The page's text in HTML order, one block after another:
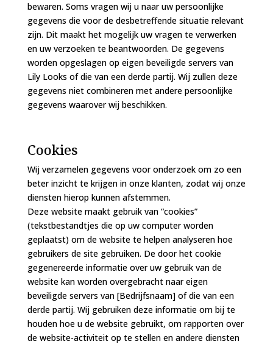
bewaren. Soms vragen wij u naar uw persoonlijke
gegevens die voor de desbetreffende situatie relevant
zijn. Dit maakt het mogelijk uw vragen te verwerken
en uw verzoeken te beantwoorden. De gegevens
worden opgeslagen op eigen beveiligde servers van
Lily Looks of die van een derde partij. Wij zullen deze
gegevens niet combineren met andere persoonlijke
gegevens waarover wij beschikken.
Cookies
Wij verzamelen gegevens voor onderzoek om zo een
beter inzicht te krijgen in onze klanten, zodat wij onze
diensten hierop kunnen afstemmen.
Deze website maakt gebruik van “cookies”
(tekstbestandtjes die op uw computer worden
geplaatst) om de website te helpen analyseren hoe
gebruikers de site gebruiken. De door het cookie
gegenereerde informatie over uw gebruik van de
website kan worden overgebracht naar eigen
beveiligde servers van [Bedrijfsnaam]of die van een
derde partij. Wij gebruiken deze informatie om bij te
houden hoe u de website gebruikt, om rapporten over
de website-activiteit op te stellen en andere diensten